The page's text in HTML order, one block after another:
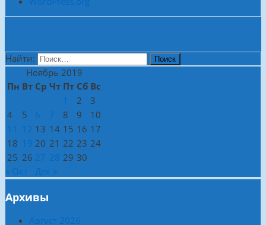
Найти:
Ноябрь 2019
Пн Вт Ср Чт Пт Сб Вс
1
2
3
4
5 6 7 8 9
10
11
12 13 14 15 16 17
18 19 20 21 22 23 24
25 26 27 28 29 30
« Окт
Дек »
Архивы
Август 2026